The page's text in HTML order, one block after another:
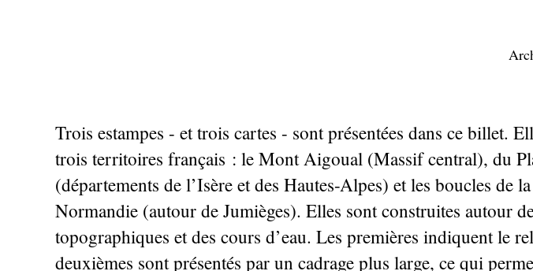
Trois estampes - et trois cartes - sont présentées dans ce billet.
trois territoires français : le Mont Aigoual (Massif central), du
(départements de l’Isère et des Hautes-Alpes) et les boucles de
Normandie (autour de Jumièges). Elles sont construites autour
topographiques et des cours d’eau. Les premières indiquent le
deuxièmes sont présentés par un cadrage plus large, ce qui